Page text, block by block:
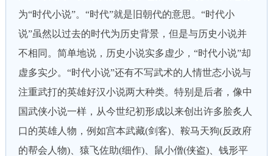
为“时代小说”。“时代”就是旧朝代的意思。“时代小
说”虽然以过去的时代为历史背景，但是与历史小说并
不相同。简单地说，历史小说实多虚少，“时代小说”却
虚多实少。“时代小说”还有不写武术的人情世态小说与
注重武打的英雄好汉小说两大种类。特别是后者，像中
国武侠小说一样，从今世纪初形成以来创出许多脍炙人
口的英雄人物，例如宫本武藏(剑客)、鞍马天狗(反政府
的帮会人物)、猿飞佐助(细作)、鼠小僧(侠盗)、钱形平